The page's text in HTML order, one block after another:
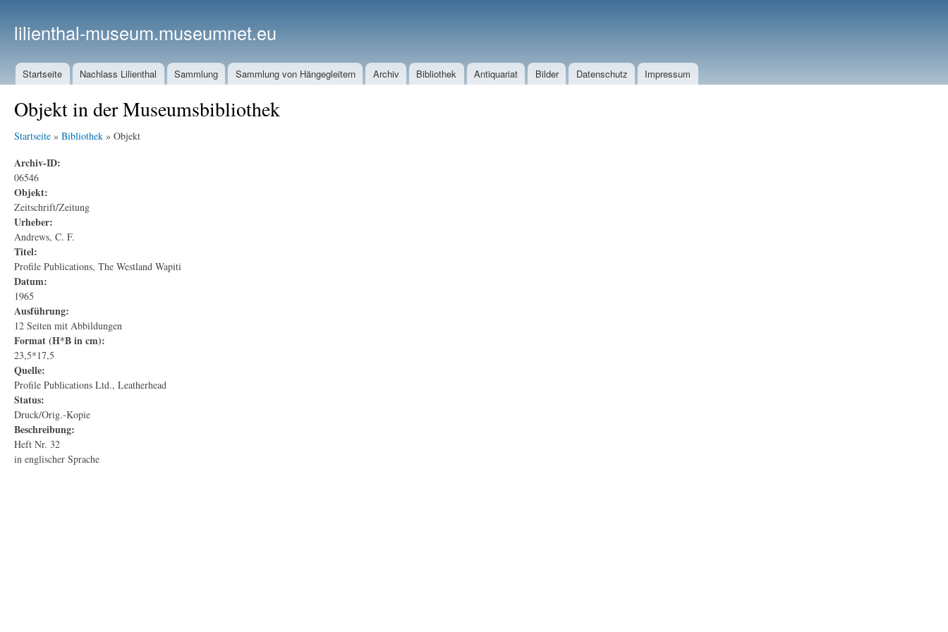
lilienthal-museum.museumnet.eu
Startseite Nachlass Lilienthal Sammlung Sammlung von Hängegleitern Archiv Bibliothek Antiquariat Bilder Datenschutz Impressum
Objekt in der Museumsbibliothek
Startseite » Bibliothek » Objekt
Archiv-ID:
06546
Objekt:
Zeitschrift/Zeitung
Urheber:
Andrews, C. F.
Titel:
Profile Publications, The Westland Wapiti
Datum:
1965
Ausführung:
12 Seiten mit Abbildungen
Format (H*B in cm):
23,5*17,5
Quelle:
Profile Publications Ltd., Leatherhead
Status:
Druck/Orig.-Kopie
Beschreibung:
Heft Nr. 32
in englischer Sprache